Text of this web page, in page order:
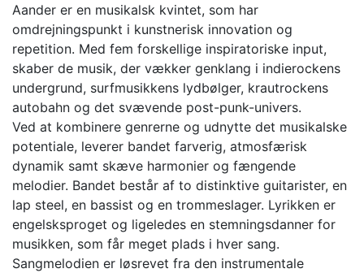
Aander er en musikalsk kvintet, som har
omdrejningspunkt i kunstnerisk innovation og
repetition. Med fem forskellige inspiratoriske input,
skaber de musik, der vækker genklang i indierockens
undergrund, surfmusikkens lydbølger, krautrockens
autobahn og det svævende post-punk-univers.
Ved at kombinere genrerne og udnytte det musikalske
potentiale, leverer bandet farverig, atmosfærisk
dynamik samt skæve harmonier og fængende
melodier. Bandet består af to distinktive guitarister, en
lap steel, en bassist og en trommeslager. Lyrikken er
engelsksproget og ligeledes en stemningsdanner for
musikken, som får meget plads i hver sang.
Sangmelodien er løsrevet fra den instrumentale